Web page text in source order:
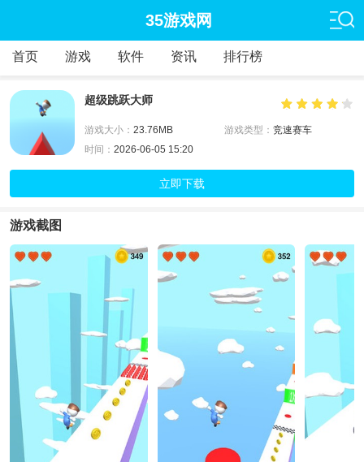
35游戏网
首页 游戏 软件 资讯 排行榜
超级跳跃大师
游戏大小： 23.76MB 游戏类型： 竞速赛车
时间： 2026-06-05 15:20
立即下载
游戏截图